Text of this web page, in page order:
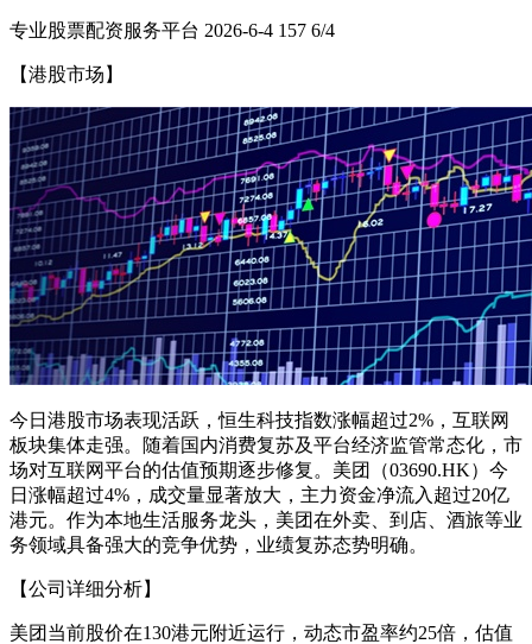
专业股票配资服务平台 2026-6-4 157 6/4
【港股市场】
今日港股市场表现活跃，恒生科技指数涨幅超过2%，互联网
板块集体走强。随着国内消费复苏及平台经济监管常态化，市
场对互联网平台的估值预期逐步修复。美团（03690.HK）今
日涨幅超过4%，成交量显著放大，主力资金净流入超过20亿
港元。作为本地生活服务龙头，美团在外卖、到店、酒旅等业
务领域具备强大的竞争优势，业绩复苏态势明确。
【公司详细分析】
美团当前股价在130港元附近运行，动态市盈率约25倍，估值